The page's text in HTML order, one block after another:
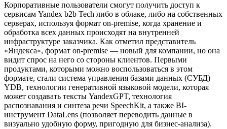
Корпоративные пользователи смогут получить доступ к
сервисам Yandex b2b Tech либо в облаке, либо на собственных
серверах, используя формат on-premise, когда хранение и
обработка всех данных происходят на внутренней
инфраструктуре заказчика. Как отметил представитель
«Яндекса», формат on-premise — новый для компании, но она
видит спрос на него со стороны клиентов. Первыми
продуктами, которыми можно воспользоваться в этом
формате, стали система управления базами данных (СУБД)
YDB, технологии генеративной языковой модели, которая
может создавать тексты YandexGPT, технология
распознавания и синтеза речи SpeechKit, а также BI-
инструмент DataLens (позволяет переводить данные в
визуально удобную форму, пригодную для бизнес-анализа).